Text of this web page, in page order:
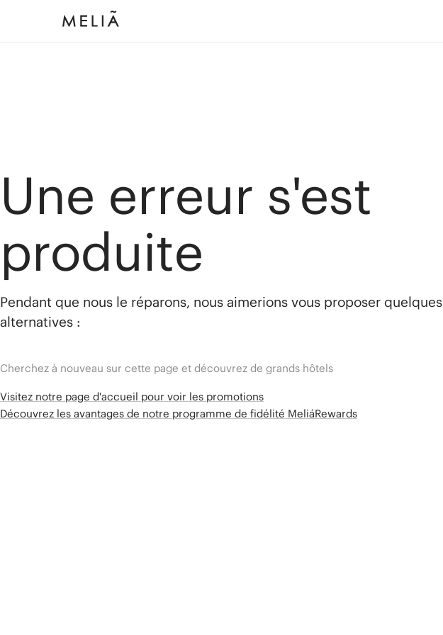
Une erreur s'est
produite
Pendant que nous le réparons, nous aimerions vous proposer quelques
alternatives :
Cherchez à nouveau sur cette page et découvrez de grands hôtels
Visitez notre page d'accueil pour voir les promotions
Découvrez les avantages de notre programme de fidélité MeliáRewards